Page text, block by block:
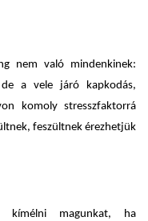
nem való mindenkinek:
a vele járó kapkodás,
komoly stresszfaktorrá
feszültnek érezhetjük
kímélni magunkat, ha